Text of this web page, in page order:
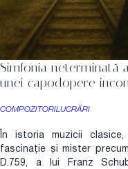
Simfonia neterminată
unei capodopere
COMPOZITORILUCRĂRI
În istoria muzicii
fascinație și mister
D.759, a lui Franz